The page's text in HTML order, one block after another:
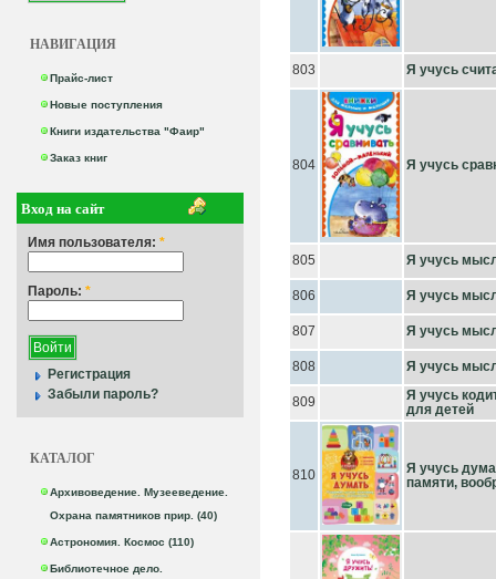
НАВИГАЦИЯ
Прайс-лист
Новые поступления
Книги издательства "Фаир"
Заказ книг
Вход на сайт
Имя пользователя: *
Пароль: *
Регистрация
Забыли пароль?
КАТАЛОГ
Архивоведение. Музееведение.
Охрана памятников прир. (40)
Астрономия. Космос (110)
Библиотечное дело.
803 Я учусь
804 Я учусь
805 Я учусь
806 Я учусь
807 Я учусь
808 Я учусь
809
Я учусь
для детей
810
Я учусь
памяти,